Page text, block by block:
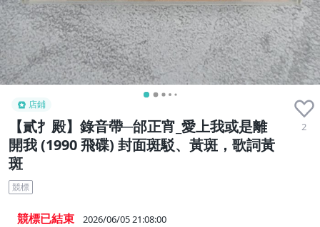
店鋪
【貳扌殿】錄音帶─邰正宵_愛上我或是離
開我 (1990 飛碟) 封面斑駁、黃斑，歌詞黃
斑
2
競標
競標已結束 2026/06/05 21:08:00